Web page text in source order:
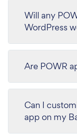
Will any
WordPress
Are POWR
Can I
app on my